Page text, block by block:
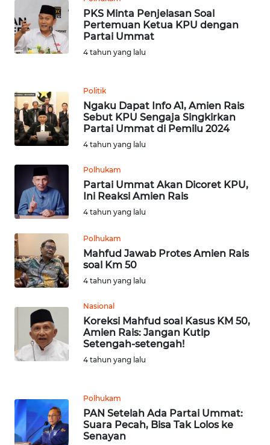
PKS Minta Penjelasan Soal
Pertemuan Ketua KPU dengan
Partai Ummat
4 tahun yang lalu
Politik
Ngaku Dapat Info A1, Amien Rais
Sebut KPU Sengaja Singkirkan
Partai Ummat di Pemilu 2024
4 tahun yang lalu
Polhukam
Partai Ummat Akan Dicoret KPU,
Ini Reaksi Amien Rais
4 tahun yang lalu
Polhukam
Mahfud Jawab Protes Amien Rais
soal Km 50
4 tahun yang lalu
Nasional
Koreksi Mahfud soal Kasus KM 50,
Amien Rais: Jangan Kutip
Setengah-setengah!
4 tahun yang lalu
Polhukam
PAN Setelah Ada Partai Ummat:
Suara Pecah, Bisa Tak Lolos ke
Senayan
WN
JABAR
WN
NTT
KEPRI
WN
PAPUA
WN
PAPUA
BARAT
WN
RIAU
WN
SERAMBI
JAMBI
WN